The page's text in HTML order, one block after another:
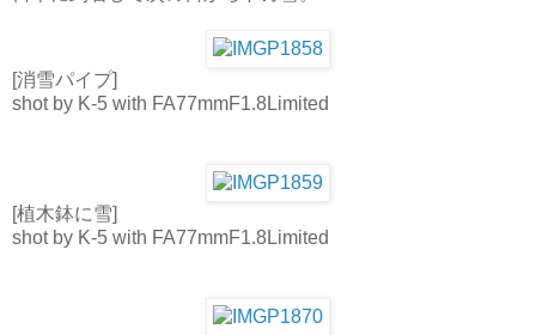
[消雪パイプ]
shot by K-5 with FA77mmF1.8Limited
[植木鉢に雪]
shot by K-5 with FA77mmF1.8Limited